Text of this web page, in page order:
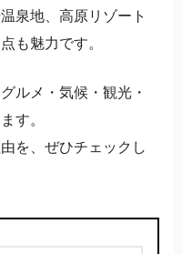
泉地、高原リゾート
も魅力です。
ルメ・気候・観光・
す。
を、ぜひチェックし